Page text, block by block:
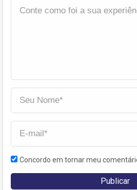
Concordo em tornar meu